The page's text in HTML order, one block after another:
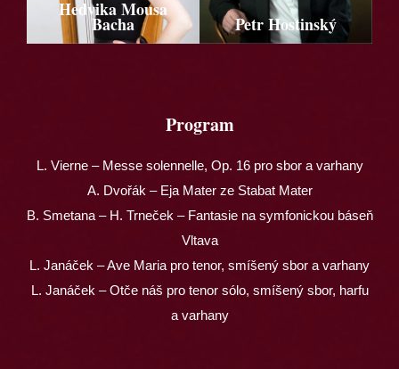
Hedvika Mousa
Bacha Petr Hostinský
Program
L. Vierne – Messe solennelle, Op. 16 pro sbor a varhany
A. Dvořák – Eja Mater ze Stabat Mater
B. Smetana – H. Trneček – Fantasie na symfonickou báseň
Vltava
L. Janáček – Ave Maria pro tenor, smíšený sbor a varhany
L. Janáček – Otče náš pro tenor sólo, smíšený sbor, harfu
a varhany